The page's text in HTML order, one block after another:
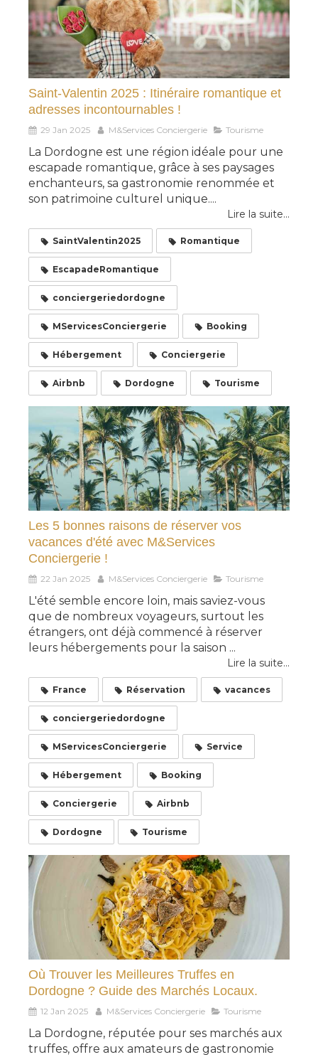
Saint-Valentin 2025 : Itinéraire romantique et
adresses incontournables !
29 Jan 2025 M&Services Conciergerie Tourisme
La Dordogne est une région idéale pour une
escapade romantique, grâce à ses paysages
enchanteurs, sa gastronomie renommée et
son patrimoine culturel unique....
Lire la suite...
SaintValentin2025 Romantique
EscapadeRomantique
conciergeriedordogne
MServicesConciergerie Booking
Hébergement Conciergerie
Airbnb Dordogne Tourisme
Les 5 bonnes raisons de réserver vos
vacances d'été avec M&Services
Conciergerie !
22 Jan 2025 M&Services Conciergerie Tourisme
L'été semble encore loin, mais saviez-vous
que de nombreux voyageurs, surtout les
étrangers, ont déjà commencé à réserver
leurs hébergements pour la saison ...
Lire la suite...
France Réservation vacances
conciergeriedordogne
MServicesConciergerie Service
Hébergement Booking
Conciergerie Airbnb
Dordogne Tourisme
Où Trouver les Meilleures Truffes en
Dordogne ? Guide des Marchés Locaux.
12 Jan 2025 M&Services Conciergerie Tourisme
La Dordogne, réputée pour ses marchés aux
truffes, offre aux amateurs de gastronomie